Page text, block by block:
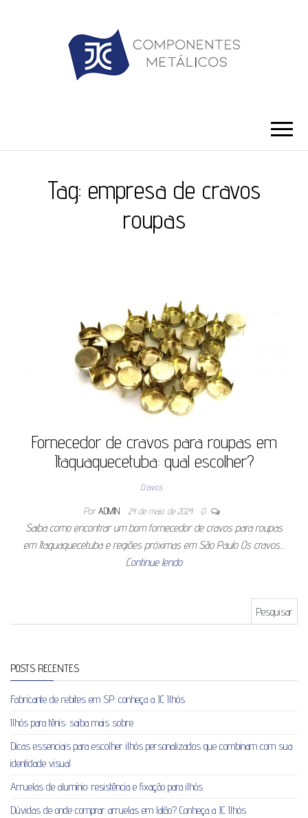
Tag: empresa de cravos
roupas
Fornecedor de cravos para roupas em
Itaquaquecetuba: qual escolher?
Cravos
Por ADMIN 24 de maio de 2024 0
Saiba como encontrar um bom fornecedor de cravos para roupas
em Itaquaquecetuba e regiões próximas em São Paulo Os cravos…
Continue lendo
POSTS RECENTES
Fabricante de rebites em SP: conheça a JC Ilhós
Ilhós para tênis: saiba mais sobre
Dicas essenciais para escolher ilhós personalizados que combinam com sua
identidade visual
Arruelas de alumínio: resistência e fixação para ilhós
Dúvidas de onde comprar arruelas em latão? Conheça a JC Ilhós